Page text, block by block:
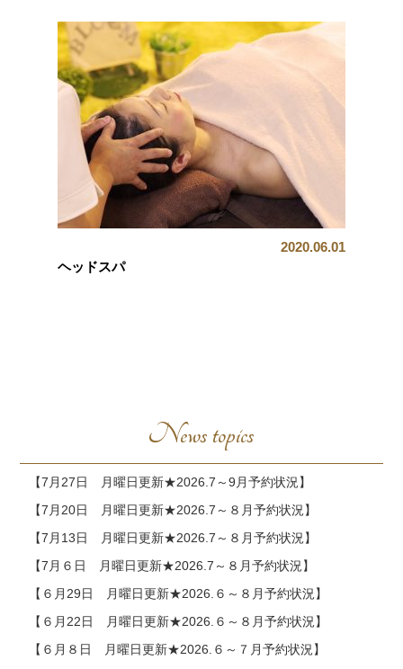
2020.06.01
ヘッドスパ
News topics
【7月27日 月曜日更新★2026.7～9月予約状況】
【7月20日 月曜日更新★2026.7～８月予約状況】
【7月13日 月曜日更新★2026.7～８月予約状況】
【7月６日 月曜日更新★2026.7～８月予約状況】
【６月29日 月曜日更新★2026.６～８月予約状況】
【６月22日 月曜日更新★2026.６～８月予約状況】
【６月８日 月曜日更新★2026.６～７月予約状況】